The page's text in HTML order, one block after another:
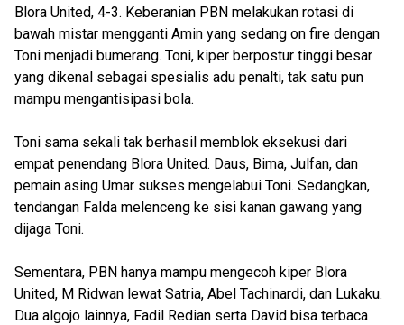
Blora United, 4-3. Keberanian PBN melakukan rotasi di
bawah mistar mengganti Amin yang sedang on fire dengan
Toni menjadi bumerang. Toni, kiper berpostur tinggi besar
yang dikenal sebagai spesialis adu penalti, tak satu pun
mampu mengantisipasi bola.
Toni sama sekali tak berhasil memblok eksekusi dari
empat penendang Blora United. Daus, Bima, Julfan, dan
pemain asing Umar sukses mengelabui Toni. Sedangkan,
tendangan Falda melenceng ke sisi kanan gawang yang
dijaga Toni.
Sementara, PBN hanya mampu mengecoh kiper Blora
United, M Ridwan lewat Satria, Abel Tachinardi, dan Lukaku.
Dua algojo lainnya, Fadil Redian serta David bisa terbaca